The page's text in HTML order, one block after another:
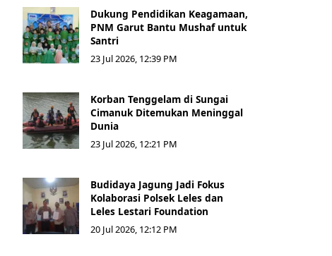
Dukung Pendidikan Keagamaan,
PNM Garut Bantu Mushaf untuk
Santri
23 Jul 2026, 12:39 PM
Korban Tenggelam di Sungai
Cimanuk Ditemukan Meninggal
Dunia
23 Jul 2026, 12:21 PM
Budidaya Jagung Jadi Fokus
Kolaborasi Polsek Leles dan
Leles Lestari Foundation
20 Jul 2026, 12:12 PM